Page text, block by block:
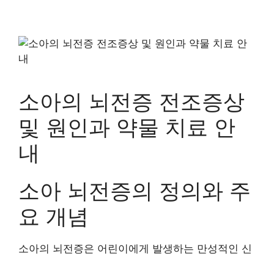
소아의 뇌전증 전조증상
및 원인과 약물 치료 안
내
소아 뇌전증의 정의와 주
요 개념
소아의 뇌전증은 어린이에게 발생하는 만성적인 신